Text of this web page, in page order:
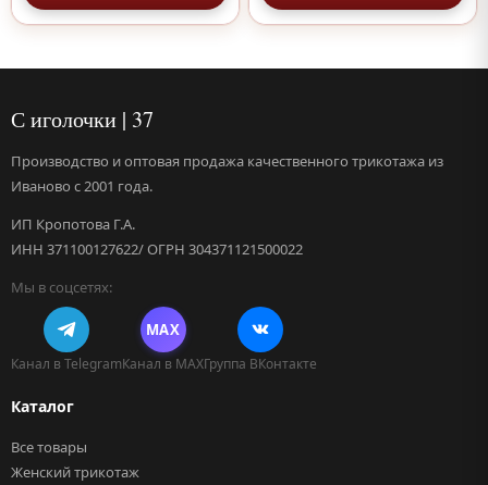
С иголочки | 37
Производство и оптовая продажа качественного трикотажа из
Иваново с 2001 года.
ИП Кропотова Г.А.
ИНН 371100127622/ ОГРН 304371121500022
Мы в соцсетях:
Канал в Telegram
MAX
Канал в MAXГруппа ВКонтакте
Каталог
Все товары
Женский трикотаж